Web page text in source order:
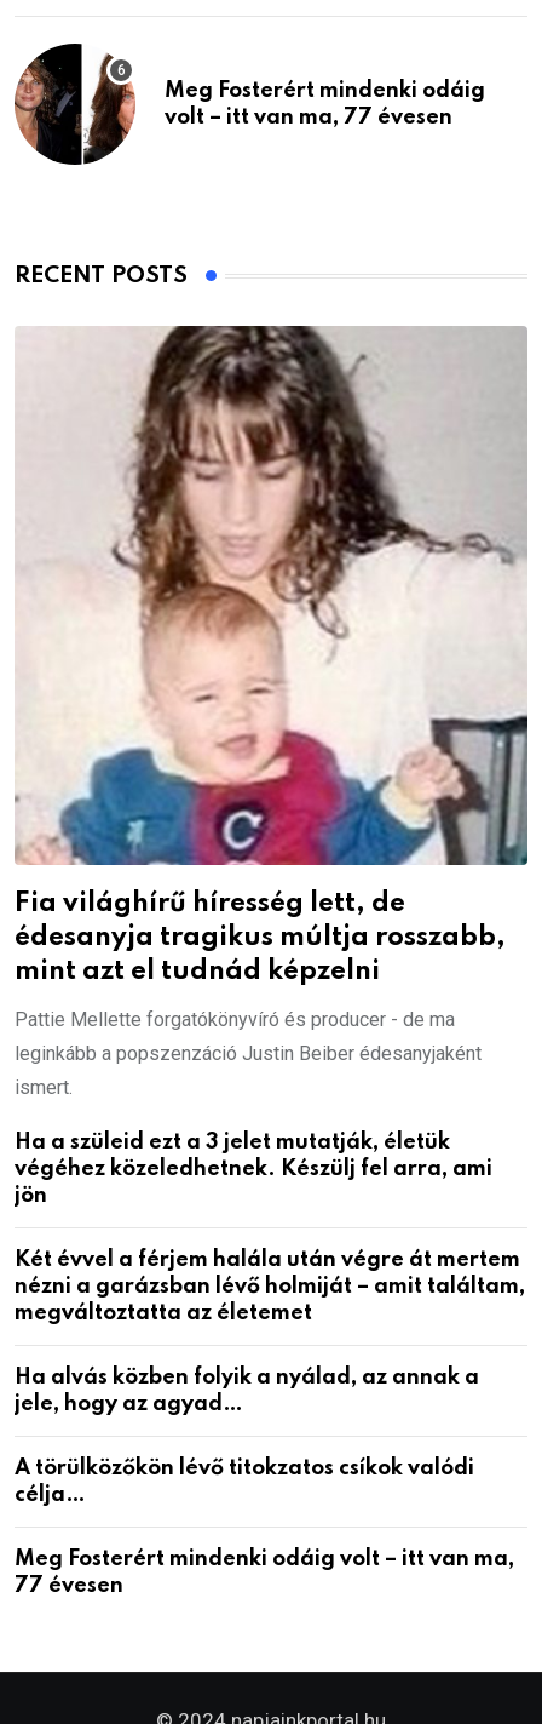
Meg Fosterért mindenki odáig
volt – itt van ma, 77 évesen
RECENT POSTS
Fia világhírű híresség lett, de
édesanyja tragikus múltja rosszabb,
mint azt el tudnád képzelni
Pattie Mellette forgatókönyvíró és producer - de ma
leginkább a popszenzáció Justin Beiber édesanyjaként
ismert.
Ha a szüleid ezt a 3 jelet mutatják, életük
végéhez közeledhetnek. Készülj fel arra, ami
jön
Két évvel a férjem halála után végre át mertem
nézni a garázsban lévő holmiját – amit találtam,
megváltoztatta az életemet
Ha alvás közben folyik a nyálad, az annak a
jele, hogy az agyad…
A törülközőkön lévő titokzatos csíkok valódi
célja…
Meg Fosterért mindenki odáig volt – itt van ma,
77 évesen